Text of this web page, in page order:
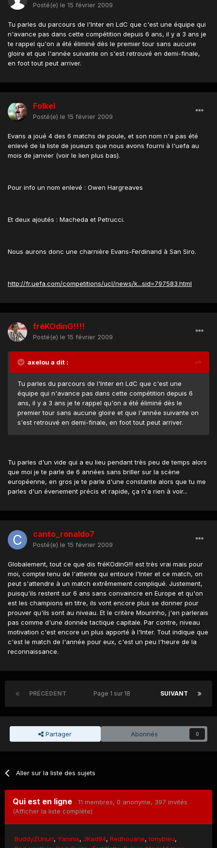
Posté(e) le 15 février 2009
Tu parles du parcours de l'Inter en LdC que c'est une équipe qui
n'avance pas dans cette compétition depuis 6 ans, il y a 3 ans je
te rappel qu'on a été éliminé dès le premier tour sans aucune
gloire et que l'année suivante on s'est retrouvé en demi-finale,
en foot tout peut arriver.
Folkel
Posté(e) le 15 février 2009
Evans a joué 4 des 6 matchs de poule, et son nom n'a pas été
enlevé de la liste de joueurs que nous avons fourni à l'uefa au
mois de janvier (voir le lien plus bas).
Pour info un nom enlevé : Owen Hargreaves
Et deux ajoutés : Macheda et Petrucci.
Nous aurons donc une charnière Evans-Ferdinand à San Siro.
http://fr.uefa.com/competitions/ucl/news/k...sid=797583.html
fréKOdinG!!!!
Posté(e) le 15 février 2009
axelou a dit :
Tu parles du parcours de l'Inter en LdC que c'est une
équipe qui n'avance pas dans cette compétition depuis 6
ans, il y a 3 ans je te rappel qu'on a été éliminé dès le
premier tour sans aucune gloire et que l'année suivante on
s'est retrouvé en demi-finale, en foot tout peut arriver.
Tu parles d'un vide qui a eu lieu pendant très peu de temps alors
que moi je te parle de 6 années sans briller sur la scène
européenne, en gros je te parle d'une constante alors que tu me
parles d'un évenement précis et rapide, ça n'a rien à voir...
canto_ronaldo7
Posté(e) le 15 février 2009
Globalement, tout ce que dis fréKOdinG!!! est très vrai mais pour
moi, compte tenu de l'attente qui entoure l'Inter et ce match, on
peut s'attendre à un match extrêmement compliqué. Justement,
puisqu'ils restent sur 6 ans sans convaincre en Europe et qu'on
est les champions en titre, ils vont encore plus se donner pour
prouver qu'ils sont au niveau. Et le critère Mourinho, j'en parlerais
pas comme d'une donnée tactique capitale. Par contre, niveau
motivation c'est encore un plus apporté à l'Inter. Tout indique que
c'est le match de l'année pour eux, c'est un peu l'heure de la
reconnaissance.
PRÉCÉDENT SUIVANT
Page 1 sur 18
Partager Abonnés 0
Aller sur la liste des sujets
Qui est en ligne 11 membres, 0 anonyme, 397 invités
(Afficher la liste complète)
BuddyZUnurl Yaninis JKad94 Redhouane tonybleu